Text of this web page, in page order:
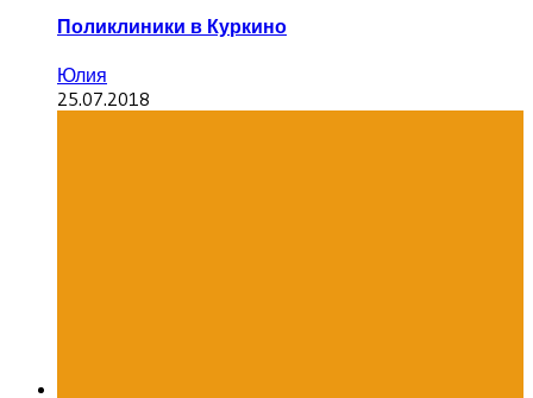
Поликлиники в Куркино
Юлия
25.07.2018